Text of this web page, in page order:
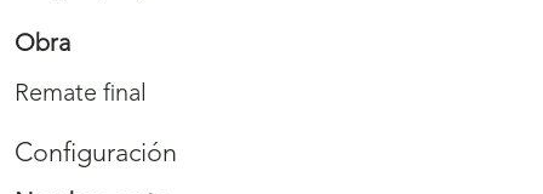
Obra
Remate final
Configuración